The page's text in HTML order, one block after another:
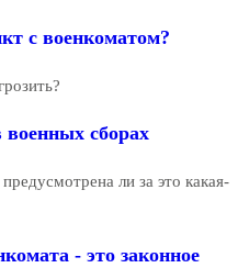
с военкоматом?
сборах
ли за это какая-
- это законное